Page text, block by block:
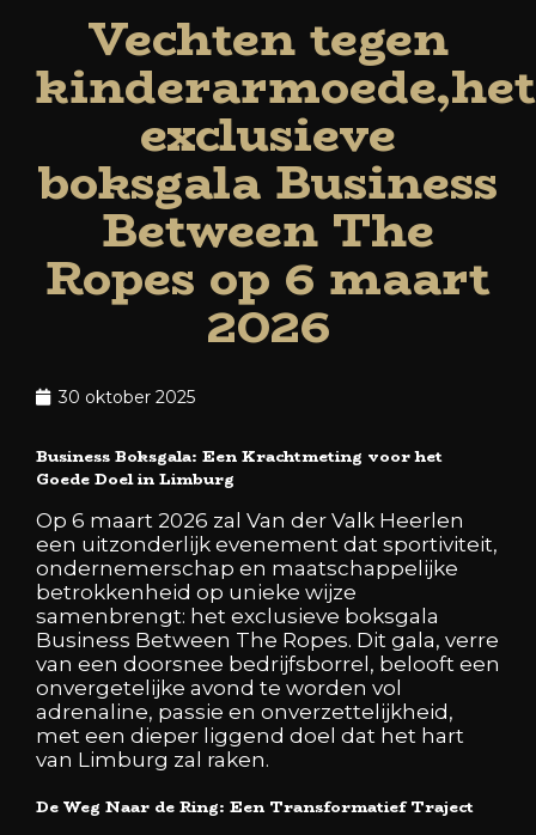
Vechten tegen
kinderarmoede,het
exclusieve
boksgala Business
Between The
Ropes op 6 maart
2026
30 oktober 2025
Business Boksgala: Een Krachtmeting voor het
Goede Doel in Limburg
Op 6 maart 2026 zal Van der Valk Heerlen
een uitzonderlijk evenement dat sportiviteit,
ondernemerschap en maatschappelijke
betrokkenheid op unieke wijze
samenbrengt: het exclusieve boksgala
Business Between The Ropes. Dit gala, verre
van een doorsnee bedrijfsborrel, belooft een
onvergetelijke avond te worden vol
adrenaline, passie en onverzettelijkheid,
met een dieper liggend doel dat het hart
van Limburg zal raken.
De Weg Naar de Ring: Een Transformatief Traject